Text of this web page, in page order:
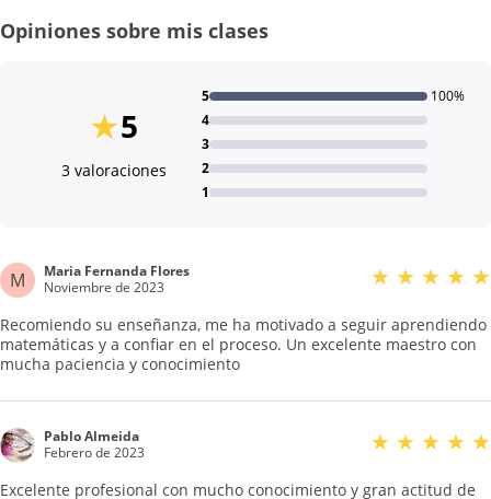
Opiniones sobre mis clases
5
★
3 valoraciones
1
2
3
4
5 100%
M
Maria Fernanda Flores
Noviembre de 2023
★ ★ ★ ★ ★
Recomiendo su enseñanza, me ha motivado a seguir aprendiendo
matemáticas y a confiar en el proceso. Un excelente maestro con
mucha paciencia y conocimiento
Pablo Almeida
Febrero de 2023
★ ★ ★ ★ ★
Excelente profesional con mucho conocimiento y gran actitud de